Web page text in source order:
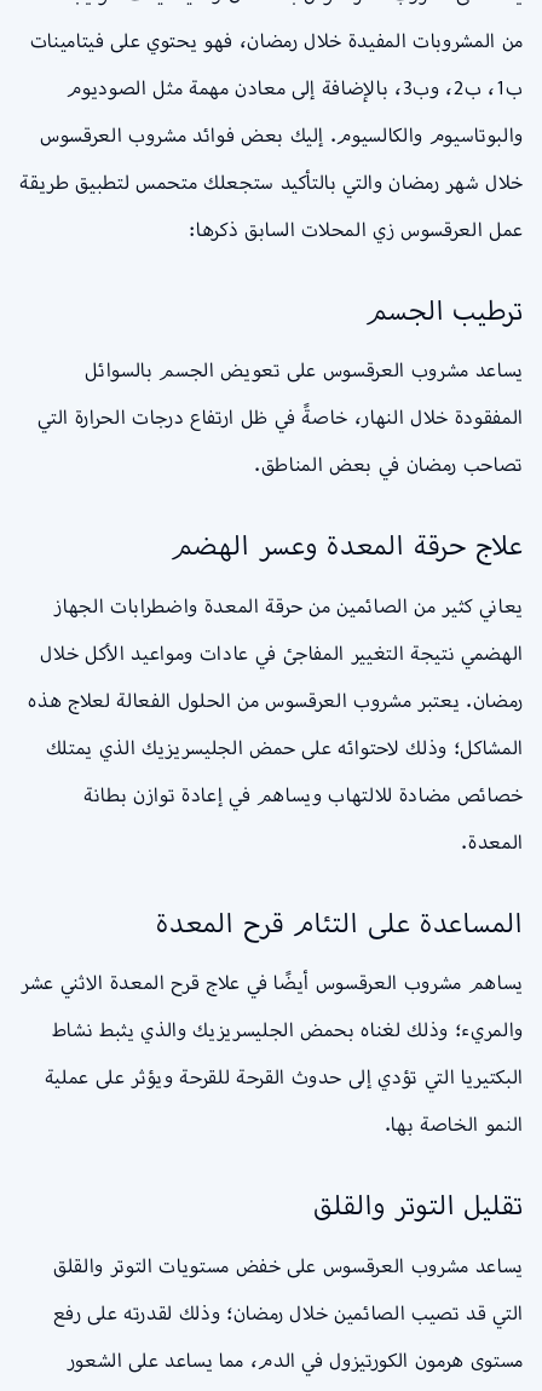
من المشروبات المفيدة خلال رمضان، فهو يحتوي على فيتامينات
ب1، ب2، وب3، بالإضافة إلى معادن مهمة مثل الصوديوم
والبوتاسيوم والكالسيوم. إليك بعض فوائد مشروب العرقسوس
خلال شهر رمضان والتي بالتأكيد ستجعلك متحمس لتطبيق طريقة
عمل العرقسوس زي المحلات السابق ذكرها:
ترطيب الجسم
يساعد مشروب العرقسوس على تعويض الجسم بالسوائل
المفقودة خلال النهار، خاصةً في ظل ارتفاع درجات الحرارة التي
تصاحب رمضان في بعض المناطق.
علاج حرقة المعدة وعسر الهضم
يعاني كثير من الصائمين من حرقة المعدة واضطرابات الجهاز
الهضمي نتيجة التغيير المفاجئ في عادات ومواعيد الأكل خلال
رمضان. يعتبر مشروب العرقسوس من الحلول الفعالة لعلاج هذه
المشاكل؛ وذلك لاحتوائه على حمض الجليسريزيك الذي يمتلك
خصائص مضادة للالتهاب ويساهم في إعادة توازن بطانة
المعدة.
المساعدة على التئام قرح المعدة
يساهم مشروب العرقسوس أيضًا في علاج قرح المعدة الاثني عشر
والمريء؛ وذلك لغناه بحمض الجليسريزيك والذي يثبط نشاط
البكتيريا التي تؤدي إلى حدوث القرحة للقرحة ويؤثر على عملية
النمو الخاصة بها.
تقليل التوتر والقلق
يساعد مشروب العرقسوس على خفض مستويات التوتر والقلق
التي قد تصيب الصائمين خلال رمضان؛ وذلك لقدرته على رفع
مستوى هرمون الكورتيزول في الدم، مما يساعد على الشعور